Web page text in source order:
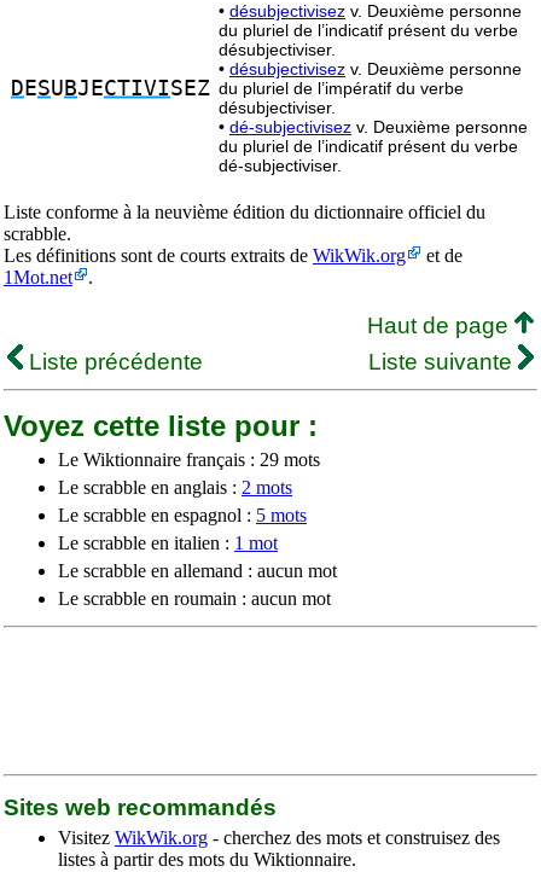
D ESU BJECTIVISEZ
• désubjectivisez v. Deuxième personne
du pluriel de l’indicatif présent du verbe
désubjectiviser.
• désubjectivisez v. Deuxième personne
du pluriel de l’impératif du verbe
désubjectiviser.
• dé-subjectivisez v. Deuxième personne
du pluriel de l’indicatif présent du verbe
dé-subjectiviser.
Liste conforme à la neuvième édition du dictionnaire officiel du
scrabble.
Les définitions sont de courts extraits de WikWik.org
et de
1Mot.net
.
Haut de page
Liste précédente
Liste suivante
Voyez cette liste pour :
Le Wiktionnaire français : 29 mots
Le scrabble en anglais : 2 mots
Le scrabble en espagnol : 5 mots
Le scrabble en italien : 1 mot
Le scrabble en allemand : aucun mot
Le scrabble en roumain : aucun mot
Sites web recommandés
Visitez WikWik.org - cherchez des mots et construisez des
listes à partir des mots du Wiktionnaire.